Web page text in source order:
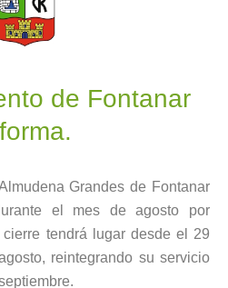
de Fontanar
Grandes de Fontanar
el mes de agosto por
tendrá lugar desde el 29
reintegrando su servicio